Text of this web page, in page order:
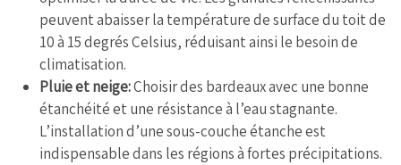
peuvent abaisser la température de surface du toit de
10 à 15 degrés Celsius, réduisant ainsi le besoin de
climatisation.
Pluie et neige:Choisir des bardeaux avec une bonne
étanchéité et une résistance à l’eau stagnante.
L’installation d’une sous-couche étanche est
indispensable dans les régions à fortes précipitations.